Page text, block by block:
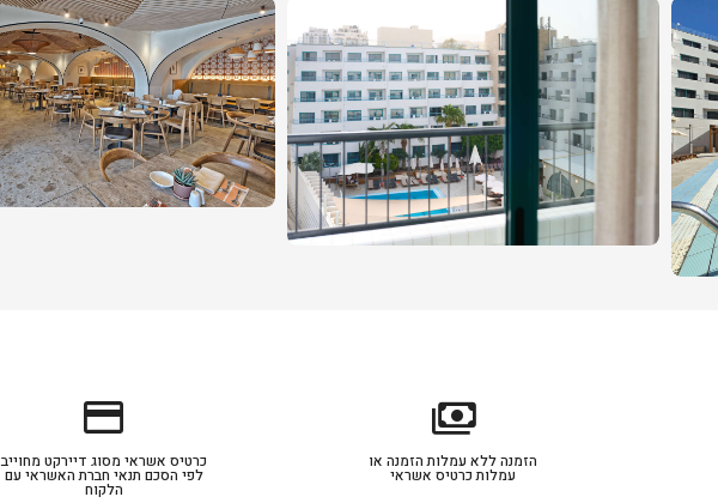
payments
הזמנה ללא עמלות הזמנה או
עמלות כרטיס אשראי
credit_card
כרטיס אשראי מסוג דיירקט מחוייב
לפי הסכם תנאי חברת האשראי עם
הלקוח